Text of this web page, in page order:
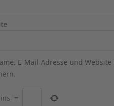
E-Mail-Adresse und
=